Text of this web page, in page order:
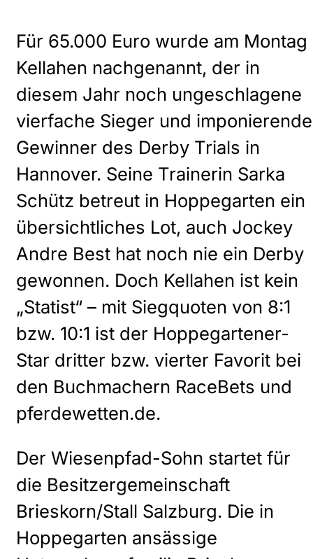
Für 65.000 Euro wurde am Montag
Kellahen nachgenannt, der in
diesem Jahr noch ungeschlagene
vierfache Sieger und imponierende
Gewinner des Derby Trials in
Hannover. Seine Trainerin Sarka
Schütz betreut in Hoppegarten ein
übersichtliches Lot, auch Jockey
Andre Best hat noch nie ein Derby
gewonnen. Doch Kellahen ist kein
„Statist“ – mit Siegquoten von 8:1
bzw. 10:1 ist der Hoppegartener-
Star dritter bzw. vierter Favorit bei
den Buchmachern RaceBets und
pferdewetten.de.
Der Wiesenpfad-Sohn startet für
die Besitzergemeinschaft
Brieskorn/Stall Salzburg. Die in
Hoppegarten ansässige